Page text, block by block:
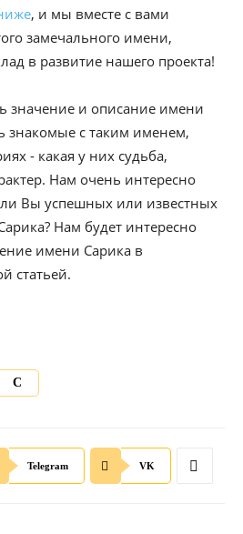
, и мы вместе с вами
замечального имени,
в развитие нашего проекта!
значение и описание имени
знакомые с таким именем,
- какая у них судьба,
Нам очень интересно
Вы успешных или известных
Нам будет интересно
имени Сарика в
статьей.
С
Telegram VK